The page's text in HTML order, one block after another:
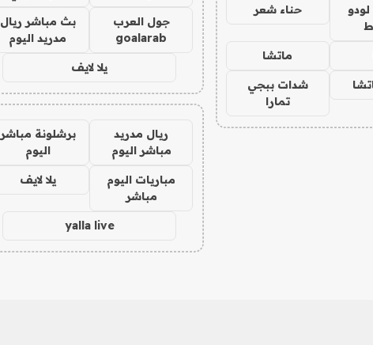
حناء شعر
ماتشا
شدات ببجي
تمارا
جول العرب
goalarab
بث مباشر ريال
مدريد اليوم
يلا لايف
ريال مدريد
مباشر اليوم
برشلونة مباشر
اليوم
مباريات اليوم
مباشر
يلا لايف
yalla live